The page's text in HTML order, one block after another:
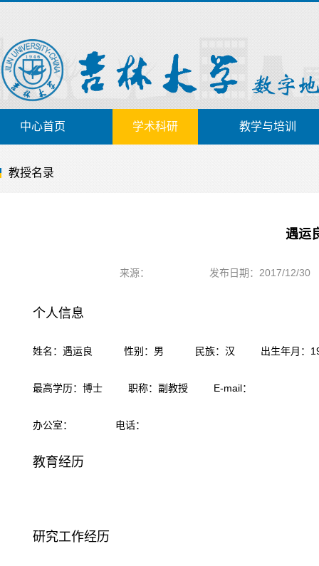
中心首页 学术科研 教学与培训
教授名录
遇运
来源： 发布日期：2017/12/30
个人信息
姓名：遇运良 性别：男 民族：汉 出生年月：
最高学历：博士 职称：副教授 E-mail：
办公室： 电话：
教育经历
研究工作经历